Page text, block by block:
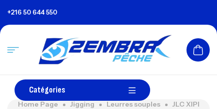
+216 50 644 550
Catégories
Home Page Jigging Leurres souples
JLC XIPI